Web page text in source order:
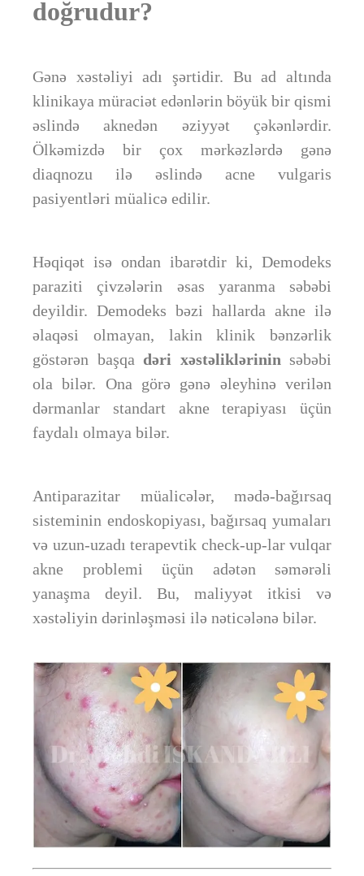
doğrudur?
Gənə xəstəliyi adı şərtidir. Bu ad altında
klinikaya müraciət edənlərin böyük bir qismi
əslində aknedən əziyyət çəkənlərdir.
Ölkəmizdə bir çox mərkəzlərdə gənə
diaqnozu ilə əslində acne vulgaris
pasiyentləri müalicə edilir.
Həqiqət isə ondan ibarətdir ki, Demodeks
paraziti çivzələrin əsas yaranma səbəbi
deyildir. Demodeks bəzi hallarda akne ilə
əlaqəsi olmayan, lakin klinik bənzərlik
göstərən başqa dəri xəstəliklərinin səbəbi
ola bilər. Ona görə gənə əleyhinə verilən
dərmanlar standart akne terapiyası üçün
faydalı olmaya bilər.
Antiparazitar müalicələr, mədə-bağırsaq
sisteminin endoskopiyası, bağırsaq yumaları
və uzun-uzadı terapevtik check-up-lar vulqar
akne problemi üçün adətən səmərəli
yanaşma deyil. Bu, maliyyət itkisi və
xəstəliyin dərinləşməsi ilə nəticələnə bilər.